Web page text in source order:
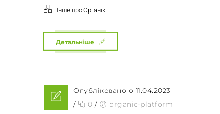
Інше про Органік
Детальніше
Опубліковано о 11.04.2023
/
0 / organic-platform